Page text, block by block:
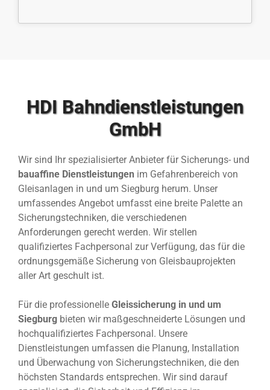
HDI Bahndienstleistungen
GmbH
Wir sind Ihr spezialisierter Anbieter für Sicherungs- und
bauaffine Dienstleistungen im Gefahrenbereich von
Gleisanlagen in und um Siegburg herum. Unser
umfassendes Angebot umfasst eine breite Palette an
Sicherungstechniken, die verschiedenen
Anforderungen gerecht werden. Wir stellen
qualifiziertes Fachpersonal zur Verfügung, das für die
ordnungsgemäße Sicherung von Gleisbauprojekten
aller Art geschult ist.
Für die professionelle Gleissicherung in und um
Siegburg bieten wir maßgeschneiderte Lösungen und
hochqualifiziertes Fachpersonal. Unsere
Dienstleistungen umfassen die Planung, Installation
und Überwachung von Sicherungstechniken, die den
höchsten Standards entsprechen. Wir sind darauf